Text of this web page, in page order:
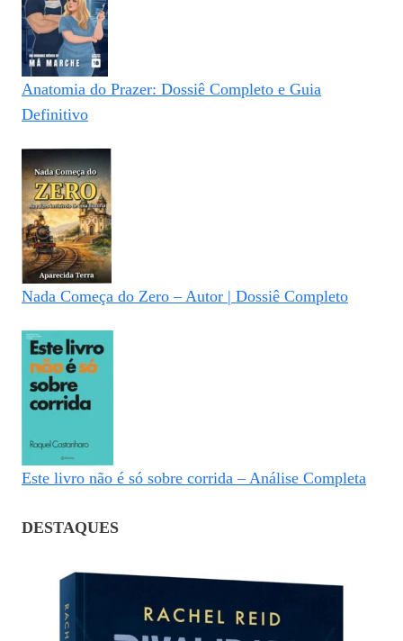
Anatomia do Prazer: Dossiê Completo e Guia
Definitivo
Nada Começa do Zero – Autor | Dossiê Completo
Este livro não é só sobre corrida – Análise Completa
DESTAQUES